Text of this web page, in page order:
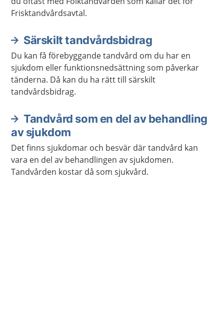
Frisktandvårdsavtal.
Särskilt tandvårdsbidrag
Du kan få förebyggande tandvård om du har en
sjukdom eller funktionsnedsättning som påverkar
tänderna. Då kan du ha rätt till särskilt
tandvårdsbidrag.
Tandvård som en del av behandling
av sjukdom
Det finns sjukdomar och besvär där tandvård kan
vara en del av behandlingen av sjukdomen.
Tandvården kostar då som sjukvård.